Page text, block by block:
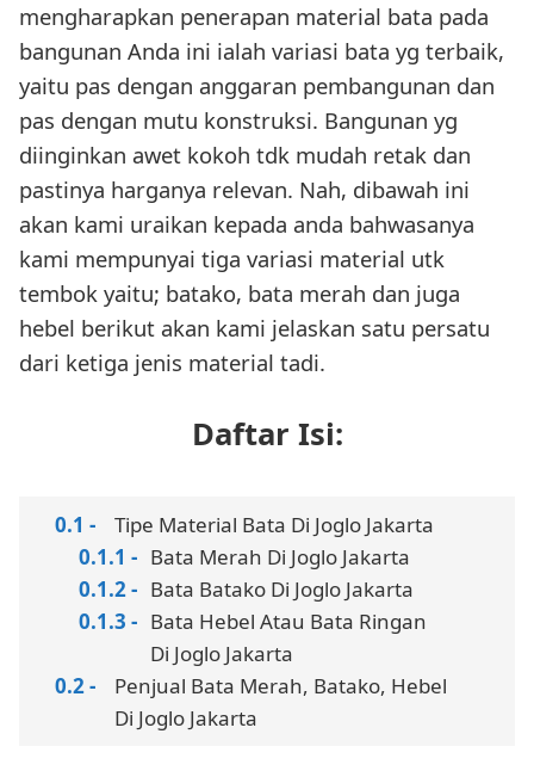
mengharapkan penerapan material bata pada
bangunan Anda ini ialah variasi bata yg terbaik,
yaitu pas dengan anggaran pembangunan dan
pas dengan mutu konstruksi. Bangunan yg
diinginkan awet kokoh tdk mudah retak dan
pastinya harganya relevan. Nah, dibawah ini
akan kami uraikan kepada anda bahwasanya
kami mempunyai tiga variasi material utk
tembok yaitu; batako, bata merah dan juga
hebel berikut akan kami jelaskan satu persatu
dari ketiga jenis material tadi.
Daftar Isi:
Tipe Material Bata Di Joglo Jakarta
Bata Merah Di Joglo Jakarta
Bata Batako Di Joglo Jakarta
Bata Hebel Atau Bata Ringan
Di Joglo Jakarta
Penjual Bata Merah, Batako, Hebel
Di Joglo Jakarta